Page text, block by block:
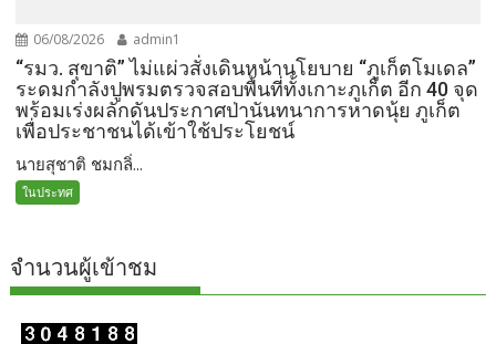
06/08/2026 admin1
“รมว. สุขาติ” ไม่แผ่วสั่งเดินหน้านโยบาย “ภูเก็ตโมเดล”
ระดมกำลังปูพรมตรวจสอบพื้นที่ทั้งเกาะภูเก็ต อีก 40 จุด
พร้อมเร่งผลักดันประกาศป่านันทนาการหาดนุ้ย ภูเก็ต
เพื่อประชาชนได้เข้าใช้ประโยชน์
นายสุชาติ ชมกลิ่...
ในประทศ
จำนวนผู้เข้าชม